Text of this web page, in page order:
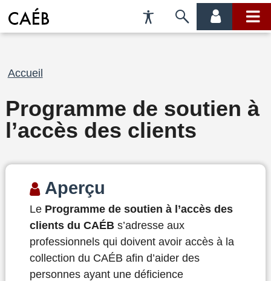
Préférences
d'accessibilité
Passer
menu
menu
Fil
Accueil
Programme de soutien à
l’accès des clients
Aperçu
LeProgramme de soutien à l’accès des
clients du CAÉB s’adresse aux
professionnels qui doivent avoir accès à la
collection du CAÉB afin d’aider des
personnes ayant une déficience